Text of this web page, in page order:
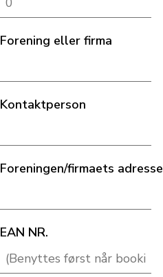
Forening eller firma
Kontaktperson
Foreningen/firmaets adresse
EAN NR.